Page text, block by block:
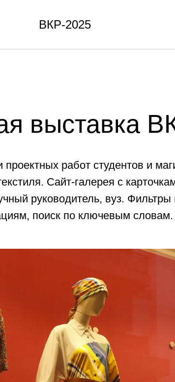
ВКР-2025
выставка
работ студентов и
Сайт-галерея с
руководитель, вуз.
поиск по ключевым словам.